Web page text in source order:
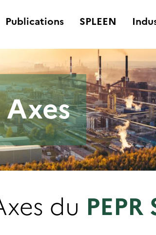
Publications SPLEEN
Axes
du